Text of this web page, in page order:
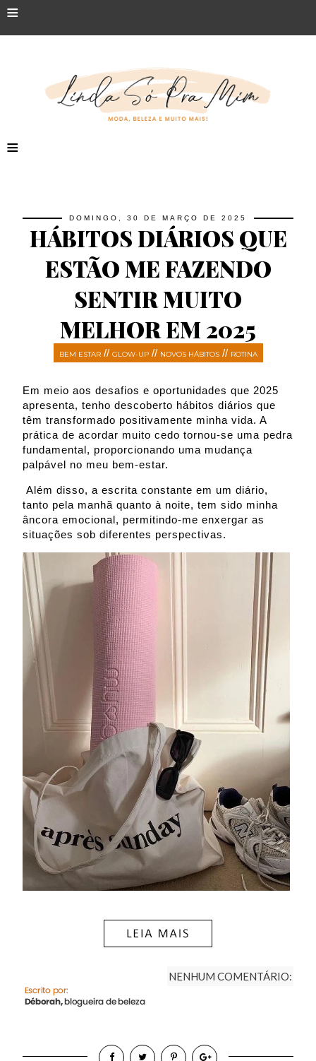
≡
≡
DOMINGO, 30 DE MARÇO DE 2025
HÁBITOS DIÁRIOS QUE
ESTÃO ME FAZENDO
SENTIR MUITO
MELHOR EM 2025
BEM ESTAR// GLOW-UP// NOVOS HÁBITOS// ROTINA
Em meio aos desafios e oportunidades que 2025
apresenta, tenho descoberto hábitos diários que
têm transformado positivamente minha vida. A
prática de acordar muito cedo tornou-se uma pedra
fundamental, proporcionando uma mudança
palpável no meu bem-estar.
Além disso, a escrita constante em um diário,
tanto pela manhã quanto à noite, tem sido minha
âncora emocional, permitindo-me enxergar as
situações sob diferentes perspectivas.
NENHUM COMENTÁRIO: